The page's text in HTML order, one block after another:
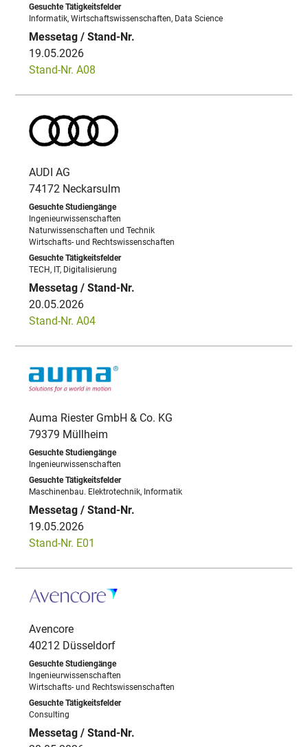
Informatik, Wirtschaftswissenschaften, Data Science
19.05.2026
Stand-Nr. A08
AUDI AG
74172 Neckarsulm
Ingenieurwissenschaften
Naturwissenschaften und Technik
Wirtschafts- und Rechtswissenschaften
TECH, IT, Digitalisierung
20.05.2026
Stand-Nr. A04
Auma Riester GmbH & Co. KG
79379 Müllheim
Ingenieurwissenschaften
Maschinenbau. Elektrotechnik, Informatik
19.05.2026
Stand-Nr. E01
Avencore
40212 Düsseldorf
Ingenieurwissenschaften
Wirtschafts- und Rechtswissenschaften
Consulting